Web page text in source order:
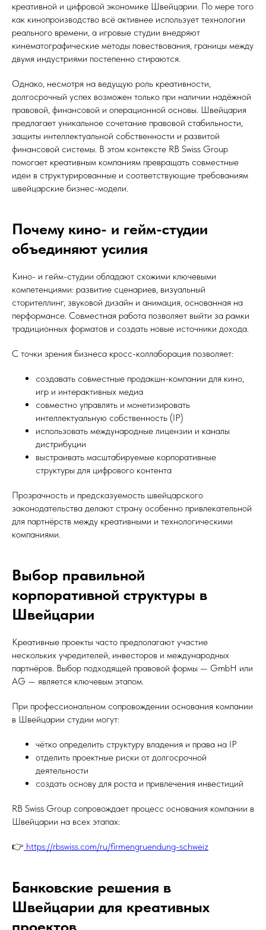
креативной и цифровой экономике Швейцарии. По мере того
как кинопроизводство всё активнее использует технологии
реального времени, а игровые студии внедряют
кинематографические методы повествования, границы между
двумя индустриями постепенно стираются.
Однако, несмотря на ведущую роль креативности,
долгосрочный успех возможен только при наличии надёжной
правовой, финансовой и операционной основы. Швейцария
предлагает уникальное сочетание правовой стабильности,
защиты интеллектуальной собственности и развитой
финансовой системы. В этом контексте RB Swiss Group
помогает креативным компаниям превращать совместные
идеи в структурированные и соответствующие требованиям
швейцарские бизнес-модели.
Почему кино- и гейм-студии
объединяют усилия
Кино- и гейм-студии обладают схожими ключевыми
компетенциями: развитие сценариев, визуальный
сторителлинг, звуковой дизайн и анимация, основанная на
перформансе. Совместная работа позволяет выйти за рамки
традиционных форматов и создать новые источники дохода.
С точки зрения бизнеса кросс-коллаборация позволяет:
создавать совместные продакшн-компании для кино,
игр и интерактивных медиа
совместно управлять и монетизировать
интеллектуальную собственность (IP)
использовать международные лицензии и каналы
дистрибуции
выстраивать масштабируемые корпоративные
структуры для цифрового контента
Прозрачность и предсказуемость швейцарского
законодательства делают страну особенно привлекательной
для партнёрств между креативными и технологическими
компаниями.
Выбор правильной
корпоративной структуры в
Швейцарии
Креативные проекты часто предполагают участие
нескольких учредителей, инвесторов и международных
партнёров. Выбор подходящей правовой формы — GmbH или
AG — является ключевым этапом.
При профессиональном сопровождении основания компании
в Швейцарии студии могут:
чётко определить структуру владения и права на IP
отделить проектные риски от долгосрочной
деятельности
создать основу для роста и привлечения инвестиций
RB Swiss Group сопровождает процесс основания компании в
Швейцарии на всех этапах:
👉 https://rbswiss.com/ru/firmengruendung-schweiz
Банковские решения в
Швейцарии для креативных
проектов